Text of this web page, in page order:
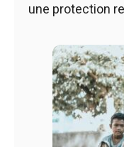
une protection